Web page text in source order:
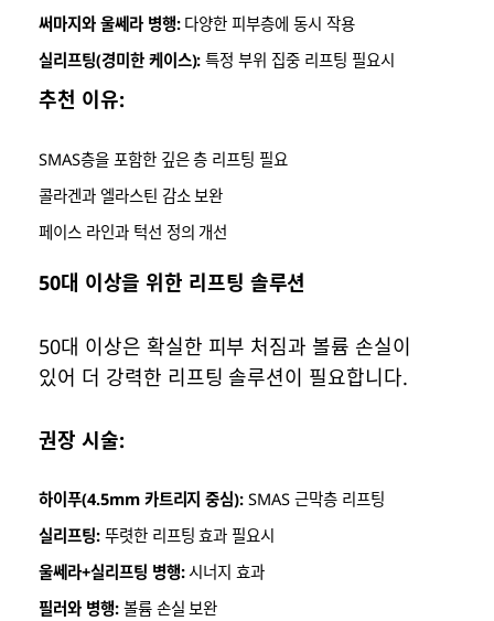
써마지와 울쎄라 병행:다양한 피부층에 동시 작용
실리프팅(경미한 케이스): 특정 부위 집중 리프팅 필요시
추천 이유:
SMAS층을 포함한 깊은 층 리프팅 필요
콜라겐과 엘라스틴 감소 보완
페이스 라인과 턱선 정의 개선
50대 이상을 위한 리프팅 솔루션
50대 이상은 확실한 피부 처짐과 볼륨 손실이
있어 더 강력한 리프팅 솔루션이 필요합니다.
권장 시술:
하이푸(4.5mm 카트리지 중심): SMAS 근막층 리프팅
실리프팅:뚜렷한 리프팅 효과 필요시
울쎄라+실리프팅 병행:시너지 효과
필러와 병행:볼륨 손실 보완